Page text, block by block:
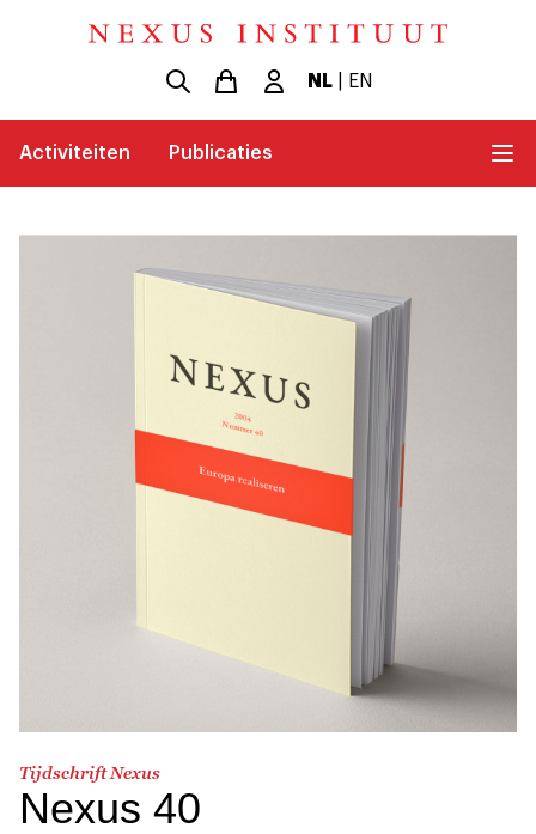
NL| EN
Activiteiten Publicaties
Tijdschrift Nexus
Nexus 40